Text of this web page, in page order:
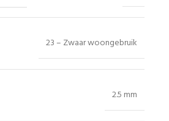
23 – Zwaar woongebruik
2.5 mm